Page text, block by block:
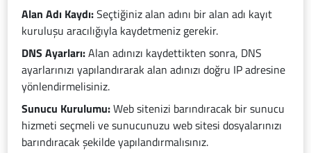
Alan Adı Kaydı:Seçtiğiniz alan adını bir alan adı kayıt
kuruluşu aracılığıyla kaydetmeniz gerekir.
DNS Ayarları:Alan adınızı kaydettikten sonra, DNS
ayarlarınızı yapılandırarak alan adınızı doğru IP adresine
yönlendirmelisiniz.
Sunucu Kurulumu:Web sitenizi barındıracak bir sunucu
hizmeti seçmeli ve sunucunuzu web sitesi dosyalarınızı
barındıracak şekilde yapılandırmalısınız.